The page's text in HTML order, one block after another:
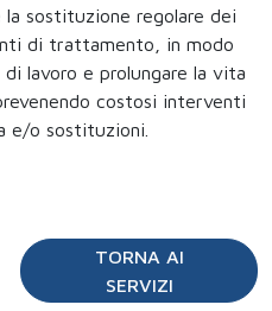
la sostituzione regolare dei
di trattamento, in modo
lavoro e prolungare la vita
costosi interventi
e/o sostituzioni.
TORNA AI
SERVIZI